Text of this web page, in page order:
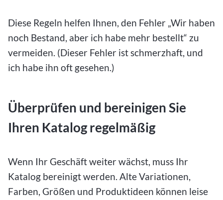
Diese Regeln helfen Ihnen, den Fehler „Wir haben
noch Bestand, aber ich habe mehr bestellt“ zu
vermeiden. (Dieser Fehler ist schmerzhaft, und
ich habe ihn oft gesehen.)
Überprüfen und bereinigen Sie
Ihren Katalog regelmäßig
Wenn Ihr Geschäft weiter wächst, muss Ihr
Katalog bereinigt werden. Alte Variationen,
Farben, Größen und Produktideen können leise